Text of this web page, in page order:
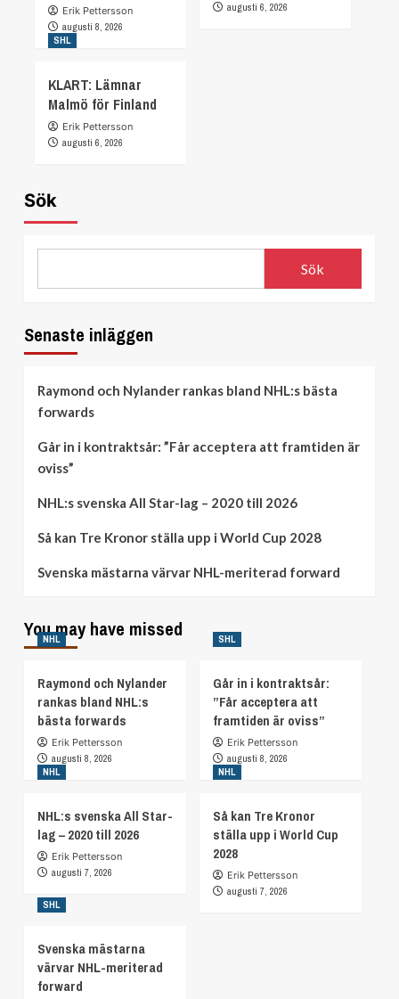
Erik Pettersson
augusti 8, 2026
augusti 6, 2026
SHL
KLART: Lämnar
Malmö för Finland
Erik Pettersson
augusti 6, 2026
Sök
Sök
Senaste inläggen
Raymond och Nylander rankas bland NHL:s bästa
forwards
Går in i kontraktsår: ”Får acceptera att framtiden är
oviss”
NHL:s svenska All Star-lag – 2020 till 2026
Så kan Tre Kronor ställa upp i World Cup 2028
Svenska mästarna värvar NHL-meriterad forward
You may have missed
NHL
Raymond och Nylander
rankas bland NHL:s
bästa forwards
Erik Pettersson
augusti 8, 2026
SHL
Går in i kontraktsår:
”Får acceptera att
framtiden är oviss”
Erik Pettersson
augusti 8, 2026
NHL
NHL:s svenska All Star-
lag – 2020 till 2026
Erik Pettersson
augusti 7, 2026
NHL
Så kan Tre Kronor
ställa upp i World Cup
2028
Erik Pettersson
augusti 7, 2026
SHL
Svenska mästarna
värvar NHL-meriterad
forward